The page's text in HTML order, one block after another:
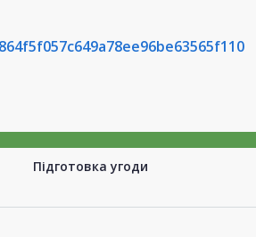
Підготовка угоди